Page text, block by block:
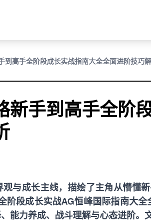
到高手全阶段成长实战指南大全全面进阶技巧
新手到高手全阶
观与成长主线，描绘了主角从懵懂
阶段成长实战AG恒峰国际指南大全
能力养成、战斗理解与心态进阶。